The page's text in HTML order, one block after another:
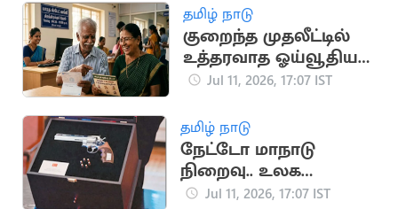
தமிழ் நாடு
குறைந்த முதலீட்டில்
உத்தரவாத ஓய்வூதியம்:
முழு விவரங்கள்
Jul 11, 2026, 17:07 IST
தமிழ் நாடு
நேட்டோ மாநாடு
நிறைவு.. உலக
நாடுகளை
Jul 11, 2026, 17:07 IST